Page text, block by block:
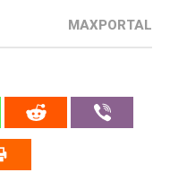
MAXPORTAL